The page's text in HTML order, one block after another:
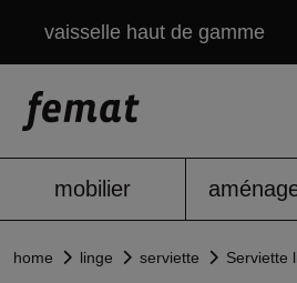
vaisselle haut de gamme
mobilier
home linge serviette Serviette